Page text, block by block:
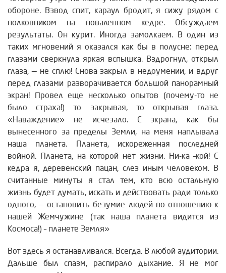
обороне. Взвод спит, караул бродит, я сижу рядом с
полковником на поваленном кедре. Обсуждаем
результаты. Он курит. Иногда замолкаем. В один из
таких мгновений я оказался как бы в полусне: перед
глазами сверкнула яркая вспышка. Вздрогнул, открыл
глаза, — не сплю! Снова закрыл в недоумении, и вдруг
перед глазами разворачивается большой панорамный
экран! Провел еще несколько опытов (почему-то не
было страха!) то закрывая, то открывая глаза.
«Наваждение» не исчезало. С экрана, как бы
вынесенного за пределы Земли, на меня наплывала
наша планета. Планета, искореженная последней
войной. Планета, на которой нет жизни. Ни-ка –кой! С
кедра я, деревенский пацан, слез иным человеком. В
считанные минуты я стал тем, кто всю остальную
жизнь будет думать, искать и действовать ради только
одного, — остановить безумие людей по отношению к
нашей Жемчужине (так наша планета видится из
Космоса!) – планете Земля»
Вот здесь я останавливался. Всегда. В любой аудитории.
Дальше был спазм, распирало дыхание. Я не мог